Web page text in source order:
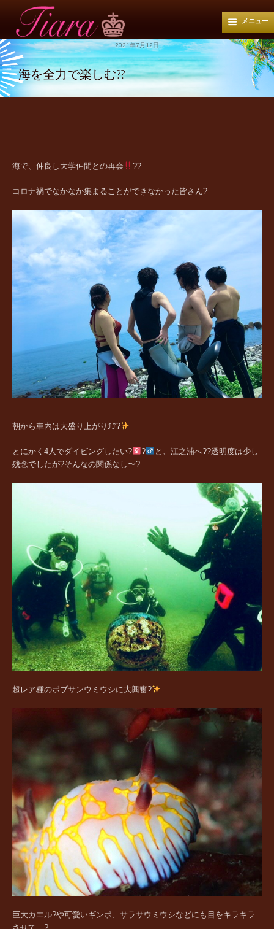
メニュー
2021年7月12日
海を全力で楽しむ??
海で、仲良し大学仲間との再会 ??
コロナ禍でなかなか集まることができなかった皆さん?
朝から車内は大盛り上がり⤴︎⤴︎?
とにかく4人でダイビングしたい?‍ ?‍
と、江之浦へ??透明度は少し
残念でしたが?そんなの関係なし〜?
超レア種のボブサンウミウシに大興奮?
巨大カエル?や可愛いギンポ、サラサウミウシなどにも目をキラキラ